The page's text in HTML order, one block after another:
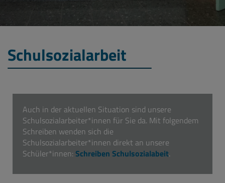
Schulsozialarbeit
Auch in der aktuellen Situation sind unsere
Schulsozialarbeiter*innen für Sie da. Mit folgendem
Schreiben wenden sich die
Schulsozialarbeiter*innen direkt an unsere
Schüler*innen: Schreiben Schulsozialabeit.